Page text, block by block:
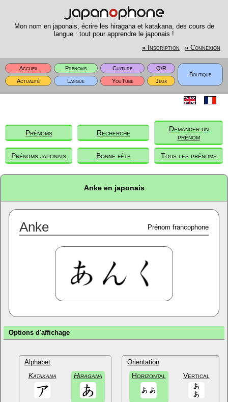
Mon nom en japonais, écrire les hiragana et katakana, des cours de
langue : tout pour apprendre le japonais !
» Inscription » Connexion
Accueil Prénoms Culture
Q/R
Boutique
Actualité
Langue YouTube Jeux
Prénoms Recherche
Demander un
prénom
Prénoms japonais Bonne fête Tous les prénoms
Anke en japonais
Anke Prénom francophone
Options d'affichage
Alphabet
Katakana Hiragana
Orientation
Horizontal Vertical